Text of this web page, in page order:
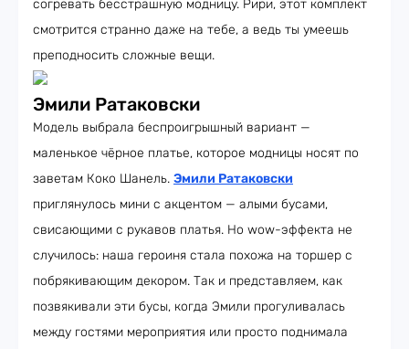
согревать бесстрашную модницу. Рири, этот комплект
смотрится странно даже на тебе, а ведь ты умеешь
преподносить сложные вещи.
Эмили Ратаковски
Модель выбрала беспроигрышный вариант —
маленькое чёрное платье, которое модницы носят по
заветам Коко Шанель. Эмили Ратаковски
приглянулось мини с акцентом — алыми бусами,
свисающими с рукавов платья. Но wow-эффекта не
случилось: наша героиня стала похожа на торшер с
побрякивающим декором. Так и представляем, как
позвякивали эти бусы, когда Эмили прогуливалась
между гостями мероприятия или просто поднимала